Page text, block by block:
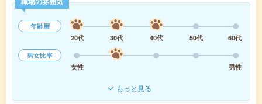
年齢層
20代
30代 40代 50代
60代
男女比率
女性
男性
もっと見る